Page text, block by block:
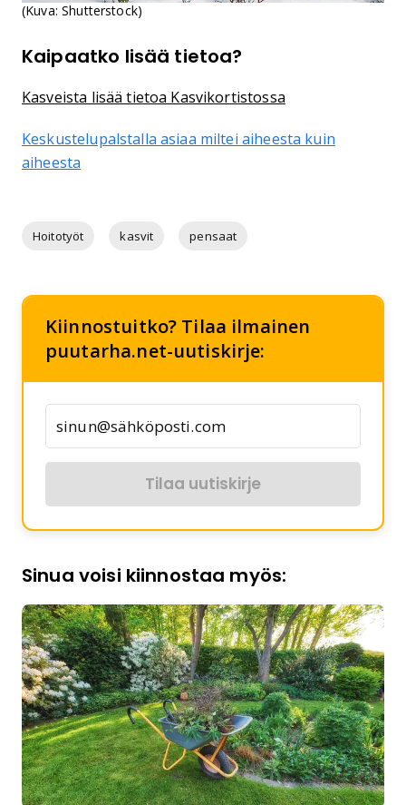
(Kuva: Shutterstock)
Kaipaatko lisää tietoa?
Kasveista lisää tietoa Kasvikortistossa
Keskustelupalstalla asiaa miltei aiheesta kuin
aiheesta
Hoitotyöt kasvit pensaat
Kiinnostuitko? Tilaa ilmainen
puutarha.net-uutiskirje:
Tilaa uutiskirje
Sinua voisi kiinnostaa myös: